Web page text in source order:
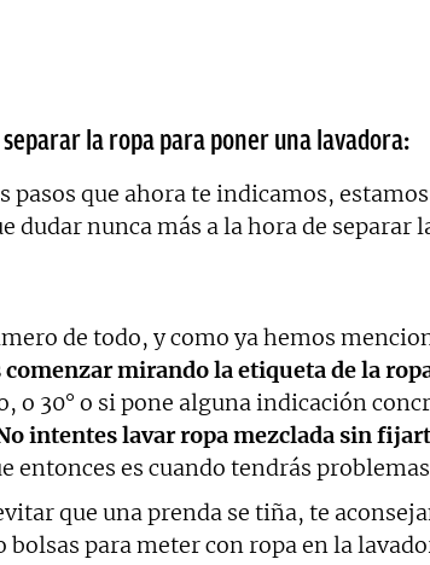
separar la ropa para poner una lavadora:
pasos que ahora te indicamos,
dudar nunca más a la hora de separar
de todo, y como ya hemos
comenzar mirando la etiqueta de la
o 30° o si pone alguna indicación
intentes lavar ropa mezclada sin
entonces es cuando tendrás
que una prenda se tiña, te
bolsas para meter con ropa en la